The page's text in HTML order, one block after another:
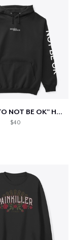
"IT'S OK TO NOT BE OK" Hoodie (BP LOGO)
$40